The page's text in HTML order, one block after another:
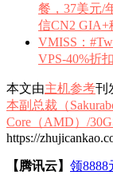
餐，37美元/
信CN2 GIA+
VMISS：
VPS-40%折
本文由主机参考刊
本副总裁（
Core（AMD）/
https://
【腾讯云】 领8888